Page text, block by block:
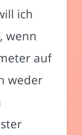
ich
, wenn
auf
weder